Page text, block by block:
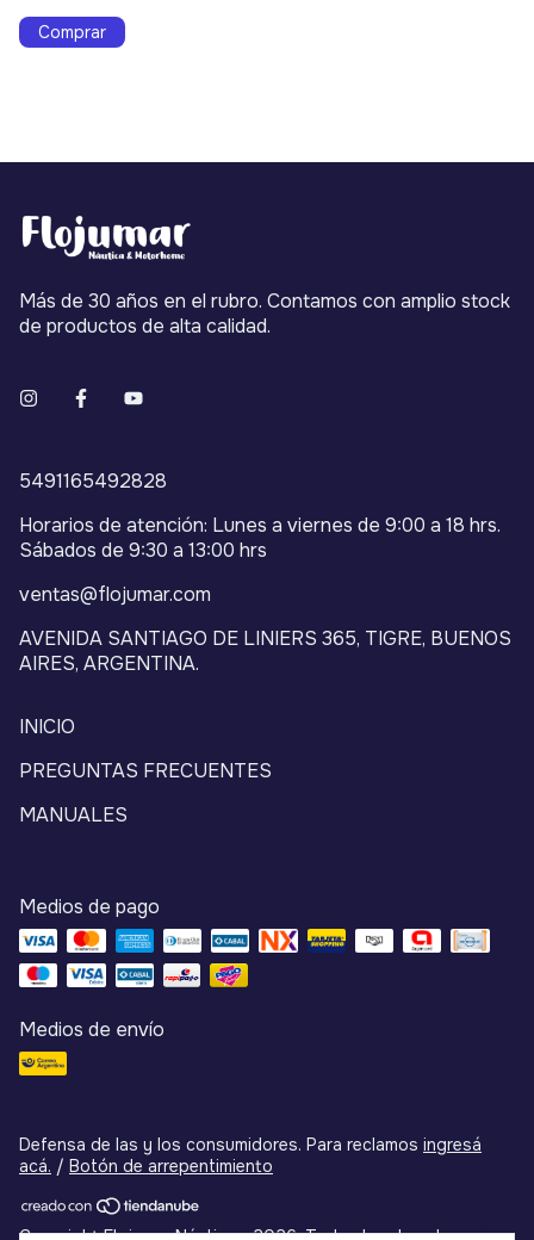
Más de 30 años en el rubro. Contamos con amplio stock
de productos de alta calidad.
5491165492828
Horarios de atención: Lunes a viernes de 9:00 a 18 hrs.
Sábados de 9:30 a 13:00 hrs
ventas@flojumar.com
AVENIDA SANTIAGO DE LINIERS 365, TIGRE, BUENOS
AIRES, ARGENTINA.
INICIO
PREGUNTAS FRECUENTES
MANUALES
Medios de pago
Medios de envío
Defensa de las y los consumidores. Para reclamos ingresá
acá. / Botón de arrepentimiento